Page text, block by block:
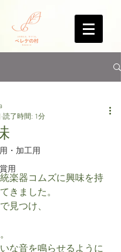
・加工用
用
読了時間: 1分
楽器コムズに興味を持
きました。
見つけ、
な音を鳴らせるように